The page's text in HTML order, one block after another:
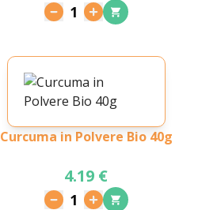
1
Curcuma in Polvere Bio 40g
4.19 €
1